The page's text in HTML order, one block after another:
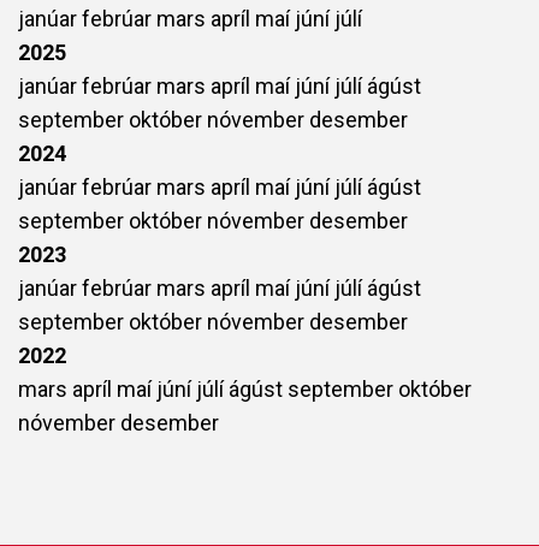
janúarfebrúar mars apríl maí júní júlí
2025
janúarfebrúar mars apríl maí júní júlíágúst
september október nóvember desember
2024
janúarfebrúar mars apríl maí júní júlíágúst
september október nóvember desember
2023
janúarfebrúar mars apríl maí júní júlíágúst
september október nóvember desember
2022
mars apríl maí júní júlíágúst september október
nóvember desember